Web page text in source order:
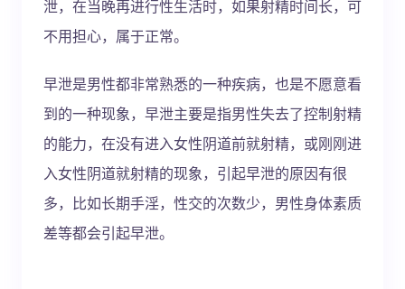
泄，在当晚再进行性生活时，如果射精时间长，可
不用担心，属于正常。
早泄是男性都非常熟悉的一种疾病，也是不愿意看
到的一种现象，早泄主要是指男性失去了控制射精
的能力，在没有进入女性阴道前就射精，或刚刚进
入女性阴道就射精的现象，引起早泄的原因有很
多，比如长期手淫，性交的次数少，男性身体素质
差等都会引起早泄。